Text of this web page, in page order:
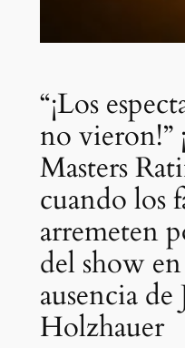
“¡Los
no vieron!”
Masters
cuando los
arremeten
del show
ausencia de
Holzhauer